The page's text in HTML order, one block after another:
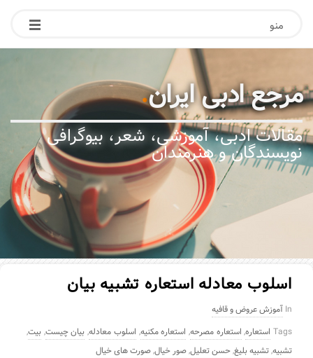
منو
مرجع ادبی ایران.
مقالات ادبی، آموزشی، شعر، بیوگرافی
نویسندگان و هنرمندان
اسلوب معادله استعاره تشبیه بیان
In آموزش عروض و قافیه
Tags استعاره, استعاره مصرحه, استعاره مکنیه, اسلوب معادله, بیان چیست, بیت,
تشبیه,تشبیه بلیغ,حسن تعلیل,صور خیال,صورت های خیال